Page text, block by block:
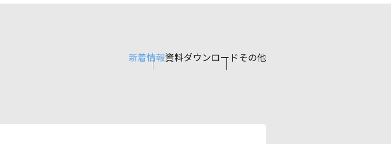
新着情報資料ダウンロードその他